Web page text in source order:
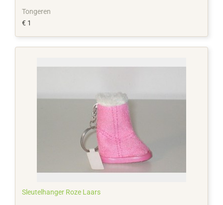
Tongeren
€ 1
Sleutelhanger Roze Laars